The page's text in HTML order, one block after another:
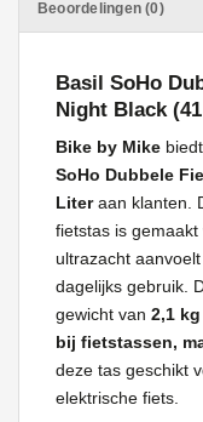
Beoordelingen (0)
Basil SoHo
Night Black
Bike by Mike
SoHo Dubbele
Literaan klanten.
fietstas is
ultrazacht
dagelijks gebruik.
gewicht van 2,1
bij fietstassen,
deze tas geschikt
elektrische fiets.